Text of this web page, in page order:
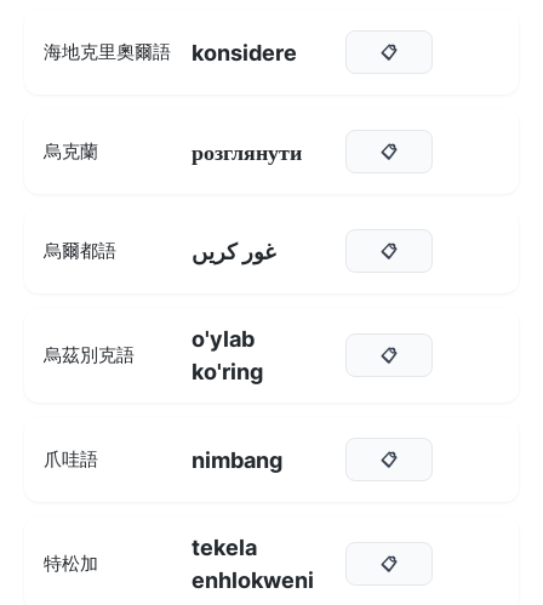
海地克里奧爾語 konsidere 📋
烏克蘭 розглянути 📋
烏爾都語 غور کریں 📋
烏茲別克語
o'ylab
ko'ring
📋
爪哇語 nimbang 📋
特松加
tekela
enhlokweni
📋